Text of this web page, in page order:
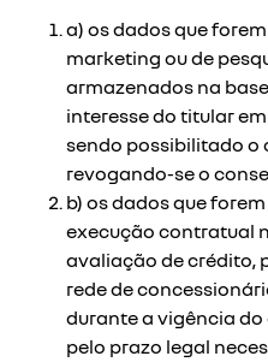
a) os dados que
marketing ou de
armazenados na
interesse do titular
sendo possibilitado o
revogando-se o
b) os dados que
execução contratual
avaliação de crédito,
rede de
durante a vigência
pelo prazo legal